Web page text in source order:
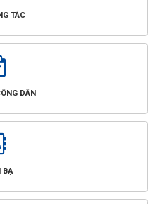
TÁC
DÂN
BẠ